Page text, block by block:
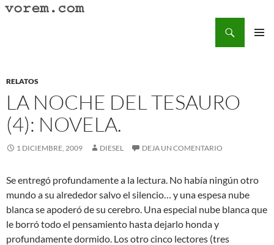
Saltar
RELATOS
LA NOCHE DEL TESAURO
(4): NOVELA.
1 DICIEMBRE, 2009 DIESEL DEJA UN COMENTARIO
Se entregó profundamente a la lectura. No había ningún otro
mundo a su alrededor salvo el silencio… y una espesa nube
blanca se apoderó de su cerebro. Una especial nube blanca que
le borró todo el pensamiento hasta dejarlo honda y
profundamente dormido. Los otro cinco lectores (tres